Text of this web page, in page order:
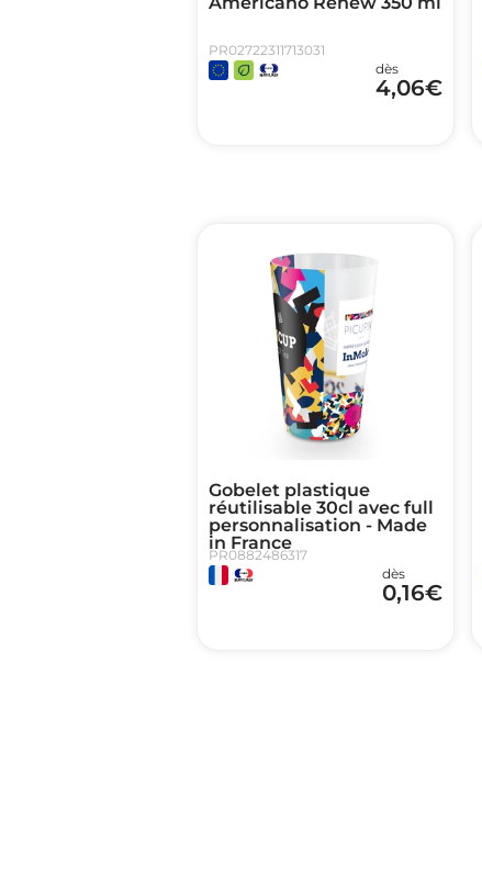
PR02722311713031
dès
4,06€
Gobelet plastique
réutilisable 30cl avec full
personnalisation - Made
in France
PR0882486317
dès
0,16€